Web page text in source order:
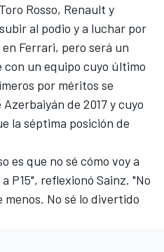
Rosso, Renault y
al podio y a luchar por
Ferrari, pero será un
un equipo cuyo último
por méritos se
de 2017 y cuyo
la séptima posición de
es que no sé cómo voy a
P15", reflexionó Sainz. "No
menos. No sé lo divertido